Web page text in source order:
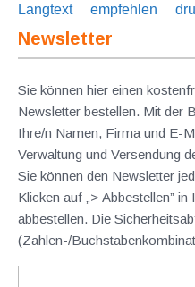
Langtext
empfehlen
Newsletter
Sie können hier einen
Newsletter bestellen. Mit der
Ihre/n Namen, Firma und E-
Verwaltung und Versendung
Sie können den Newsletter
Klicken auf „> Abbestellen”
abbestellen. Die
(Zahlen-/